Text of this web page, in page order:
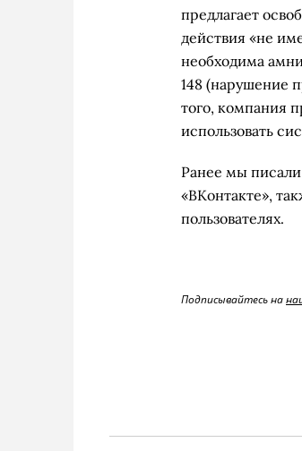
предлагает
действия «не
необходима
148 (нарушение
того, компания
использовать
Ранее мы
«ВКонтакте»,
пользователях.
Подписывайтесь на